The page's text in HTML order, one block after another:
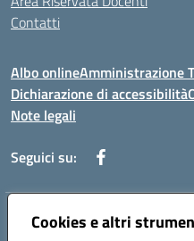
Cookies e altri
Contatti
Albo onlineAmministrazione
Dichiarazione di accessibilità
Note legali
Seguici su:
Indirizzo:Via Rimembranza,33 –